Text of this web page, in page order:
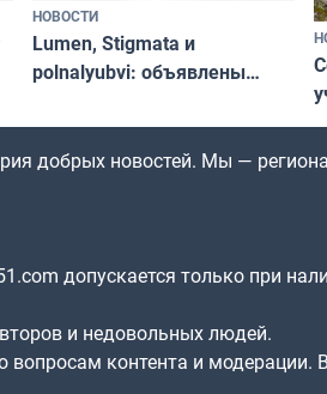
НОВОСТИ
Lumen, Stigmata и
polnalyubvi: объявлены
«Имандра» в 2026 года
добрых новостей. Мы —
допускается только при
и недовольных людей.
контента и